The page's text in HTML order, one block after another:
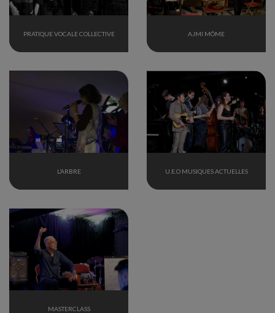
PRATIQUE VOCALE COLLECTIVE AJMI MÔME
L’ARBRE U.E.O MUSIQUES ACTUELLES
MASTERCLASS